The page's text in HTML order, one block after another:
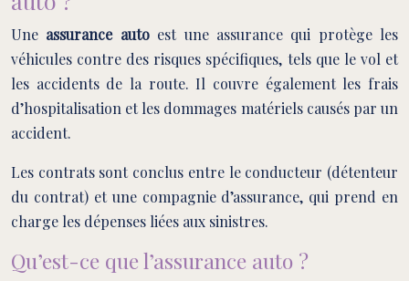
Une assurance autoest une assurance qui protège les
véhicules contre des risques spécifiques, tels que le vol et
les accidents de la route. Il couvre également les frais
d’hospitalisation et les dommages matériels causés par un
accident.
Les contrats sont conclus entre le conducteur (détenteur
du contrat) et une compagnie d’assurance, qui prend en
charge les dépenses liées aux sinistres.
Qu’est-ce que l’assurance auto ?